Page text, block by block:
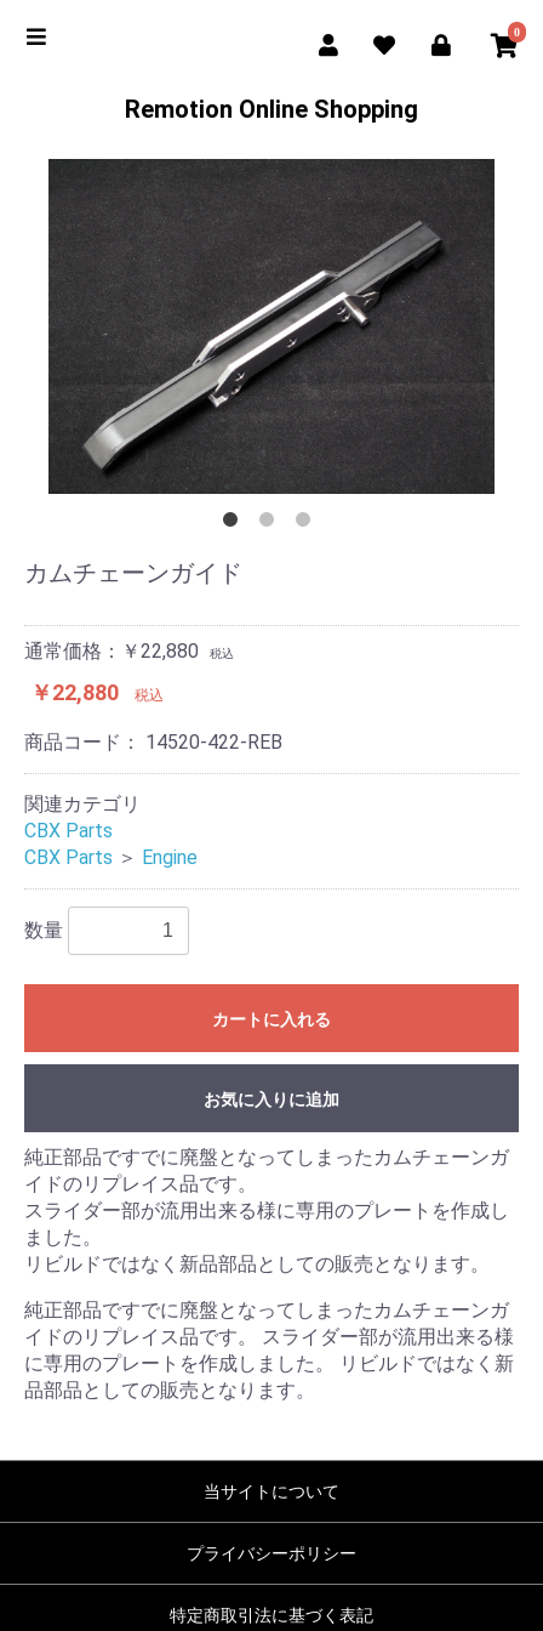
0
Remotion Online Shopping
カムチェーンガイド
通常価格：￥22,880 税込
￥22,880 税込
商品コード： 14520-422-REB
関連カテゴリ
CBX Parts
CBX Parts ＞ Engine
数量
カートに入れる
お気に入りに追加
純正部品ですでに廃盤となってしまったカムチェーンガ
イドのリプレイス品です。
スライダー部が流用出来る様に専用のプレートを作成し
ました。
リビルドではなく新品部品としての販売となります。
純正部品ですでに廃盤となってしまったカムチェーンガ
イドのリプレイス品です。 スライダー部が流用出来る様
に専用のプレートを作成しました。 リビルドではなく新
品部品としての販売となります。
当サイトについて
プライバシーポリシー
特定商取引法に基づく表記